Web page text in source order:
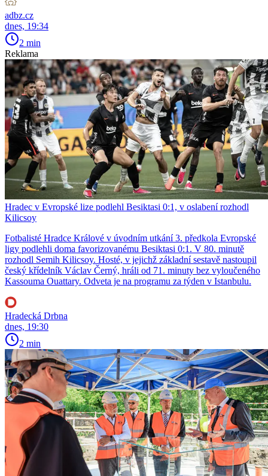
adbz.cz
dnes, 19:34
2 min
Reklama
Hradec v Evropské lize podlehl Besiktasi 0:1, v oslabení rozhodl
Kilicsoy
Fotbalisté Hradce Králové v úvodním utkání 3. předkola Evropské
ligy podlehli doma favorizovanému Besiktasi 0:1. V 80. minutě
rozhodl Semih Kilicsoy. Hosté, v jejichž základní sestavě nastoupil
český křídelník Václav Černý, hráli od 71. minuty bez vyloučeného
Kassouma Ouattary. Odveta je na programu za týden v Istanbulu.
Hradecká Drbna
dnes, 19:30
2 min